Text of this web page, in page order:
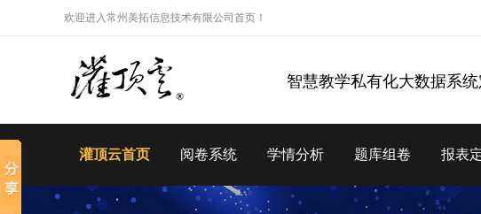
欢迎进入常州美拓信息技术有限公司首页！
智慧教学私有化大数据系
灌顶云首页 阅卷系统 学情分析 题库组卷 报表